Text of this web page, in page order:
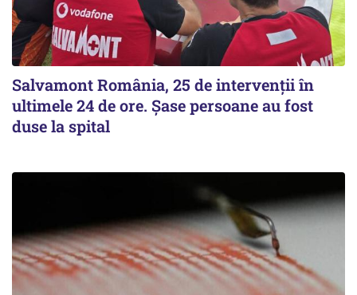
Salvamont România, 25 de intervenții în
ultimele 24 de ore. Șase persoane au fost
duse la spital